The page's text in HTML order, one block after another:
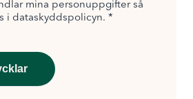
mina personuppgifter så
i dataskyddspolicyn. *